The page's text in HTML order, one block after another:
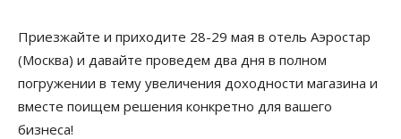
Приезжайте и приходите 28-29 мая в отель Аэростар
(Москва) и давайте проведем два дня в полном
погружении в тему увеличения доходности магазина и
вместе поищем решения конкретно для вашего
бизнеса!